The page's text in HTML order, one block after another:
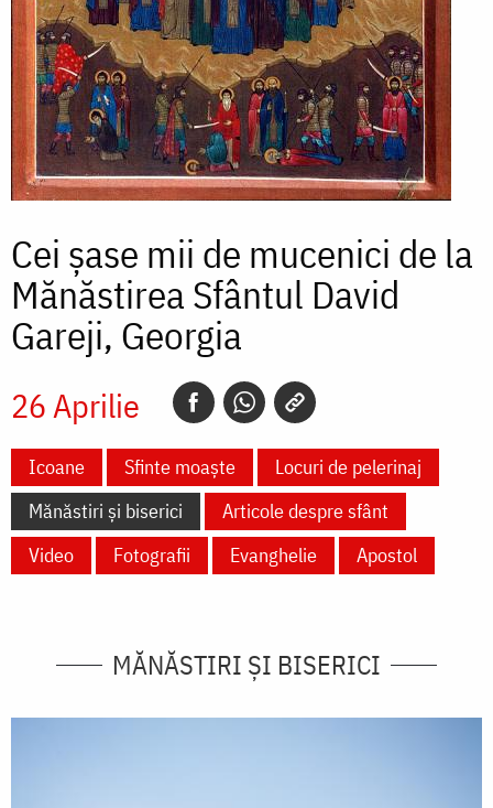
Cei șase mii de mucenici de la
Mănăstirea Sfântul David
Gareji, Georgia
26 Aprilie
Icoane Sfinte moaște
Locuri de pelerinaj
Mănăstiri și biserici
Articole despre sfânt
Video
Fotografii Evanghelie Apostol
MĂNĂSTIRI ȘI BISERICI